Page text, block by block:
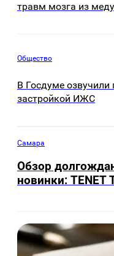
травм мозга из
Общество
В Госдуме озвучили
застройкой ИЖС
Самара
Обзор
новинки: TENET